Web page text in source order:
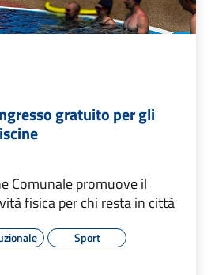
gratuito per gli
Comunale promuove il
fisica per chi resta in città
Sport